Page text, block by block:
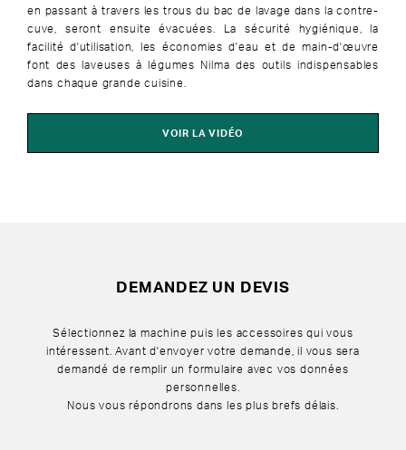
en passant à travers les trous du bac de lavage dans la contre-
cuve, seront ensuite évacuées. La sécurité hygiénique, la
facilité d'utilisation, les économies d'eau et de main-d'œuvre
font des laveuses à légumes Nilma des outils indispensables
dans chaque grande cuisine.
VOIR LA VIDÉO
DEMANDEZ UN DEVIS
Sélectionnez la machine puis les accessoires qui vous
intéressent. Avant d'envoyer votre demande, il vous sera
demandé de remplir un formulaire avec vos données
personnelles.
Nous vous répondrons dans les plus brefs délais.